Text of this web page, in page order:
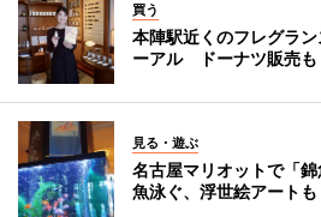
買う
本陣駅近くのフレグラ
ーアル ドーナツ販売も
見る・遊ぶ
名古屋マリオットで「
魚泳ぐ、浮世絵アートも